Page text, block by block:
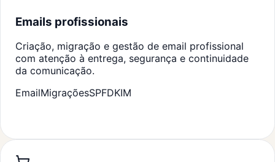
Emails profissionais
Criação, migração e gestão de email profissional
com atenção à entrega, segurança e continuidade
da comunicação.
EmailMigraçõesSPFDKIM